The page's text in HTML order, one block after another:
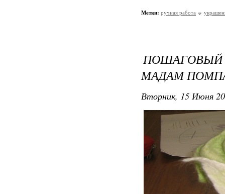
Метки: ручная работа
МАДАМ
Вторник, 15 Июня